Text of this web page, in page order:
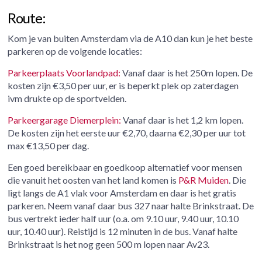
Route:
Kom je van buiten Amsterdam via de A10 dan kun je het beste
parkeren op de volgende locaties:
Parkeerplaats Voorlandpad: Vanaf daar is het 250m lopen. De
kosten zijn €3,50 per uur, er is beperkt plek op zaterdagen
ivm drukte op de sportvelden.
Parkeergarage Diemerplein: Vanaf daar is het 1,2 km lopen.
De kosten zijn het eerste uur €2,70, daarna €2,30 per uur tot
max €13,50 per dag.
Een goed bereikbaar en goedkoop alternatief voor mensen
die vanuit het oosten van het land komen is P&R Muiden. Die
ligt langs de A1 vlak voor Amsterdam en daar is het gratis
parkeren. Neem vanaf daar bus 327 naar halte Brinkstraat. De
bus vertrekt ieder half uur (o.a. om 9.10 uur, 9.40 uur, 10.10
uur, 10.40 uur). Reistijd is 12 minuten in de bus. Vanaf halte
Brinkstraat is het nog geen 500 m lopen naar Av23.